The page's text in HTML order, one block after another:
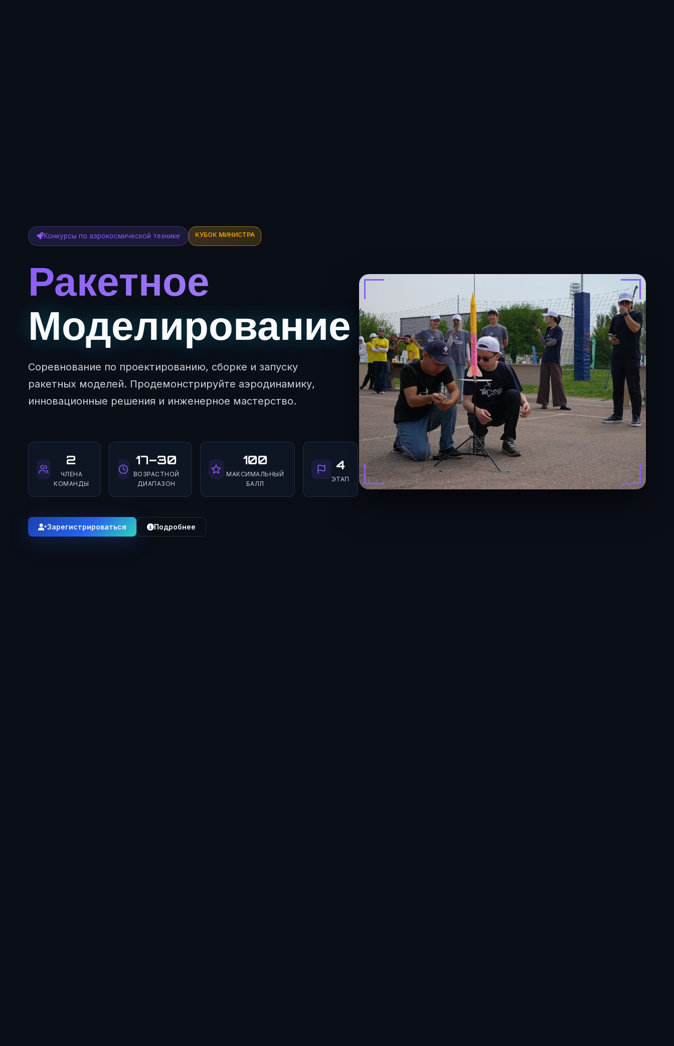
Конкурсы по аэрокосмической технике КУБОК МИНИСТРА
Ракетное
Моделирование
Соревнование по проектированию, сборке и запуску
ракетных моделей. Продемонстрируйте аэродинамику,
инновационные решения и инженерное мастерство.
2
ЧЛЕНА
КОМАНДЫ
17–30
ВОЗРАСТНОЙ
ДИАПАЗОН
100
МАКСИМАЛЬНЫЙ
БАЛЛ
4
ЭТАП
Зарегистрироваться Подробнее